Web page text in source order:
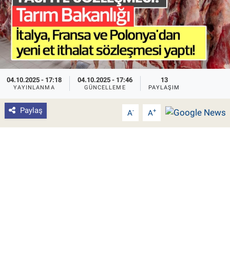
04.10.2025 - 17:18
YAYINLANMA
04.10.2025 - 17:46
GÜNCELLEME
13
PAYLAŞIM
Paylaş A- A+
Üretici Birlikleri
Şeker ve Şekerli Mamüller
Tahıllar ve Baklagiller